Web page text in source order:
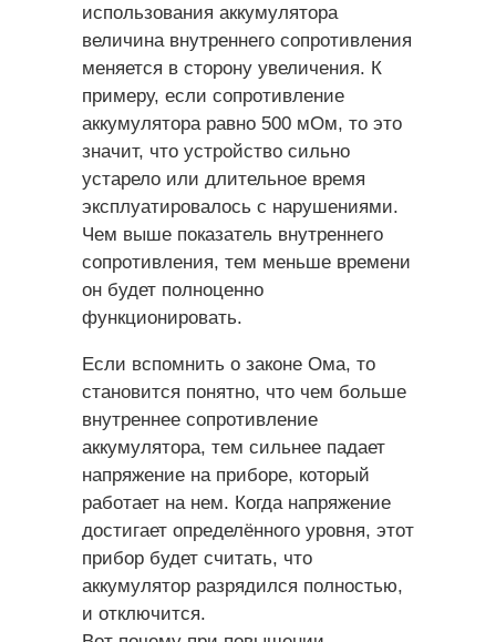
использования аккумулятора
величина внутреннего сопротивления
меняется в сторону увеличения. К
примеру, если сопротивление
аккумулятора равно 500 мОм, то это
значит, что устройство сильно
устарело или длительное время
эксплуатировалось с нарушениями.
Чем выше показатель внутреннего
сопротивления, тем меньше времени
он будет полноценно
функционировать.
Если вспомнить о законе Ома, то
становится понятно, что чем больше
внутреннее сопротивление
аккумулятора, тем сильнее падает
напряжение на приборе, который
работает на нем. Когда напряжение
достигает определённого уровня, этот
прибор будет считать, что
аккумулятор разрядился полностью,
и отключится.